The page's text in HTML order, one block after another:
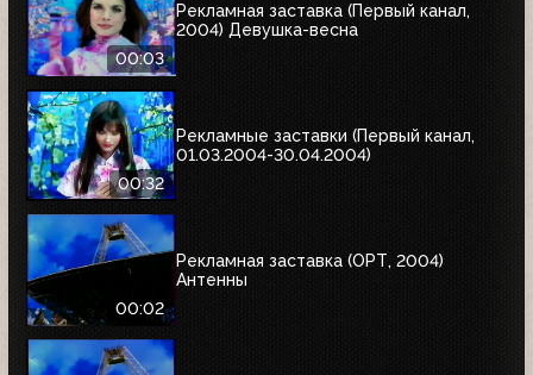
00:03
Рекламная заставка (Первый канал,
2004) Девушка-весна
00:32
Рекламные заставки (Первый канал,
01.03.2004-30.04.2004)
00:02
Рекламная заставка (ОРТ, 2004)
Антенны